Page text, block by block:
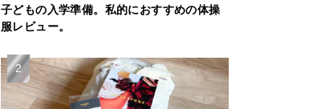
子どもの入学準備。私的におすすめの体操
服レビュー。